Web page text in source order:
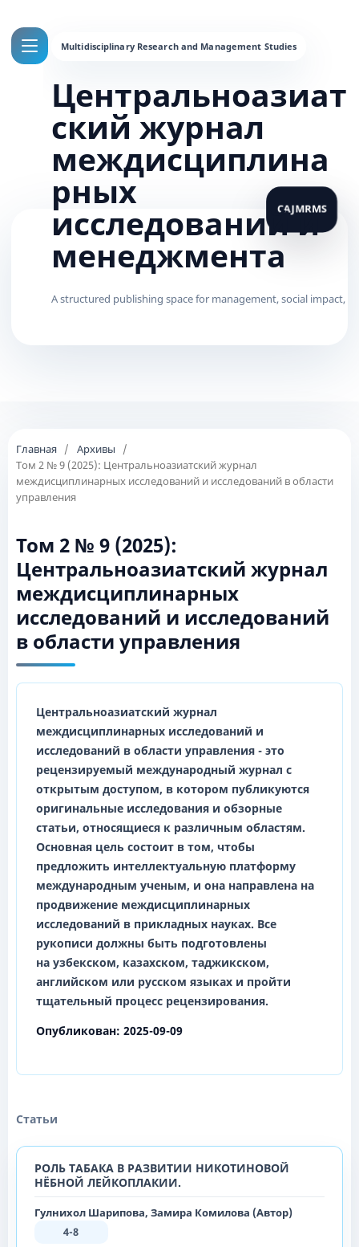
Центральноазиат
ский журнал
междисциплина
рных
исследований и
менеджмента
Главная / Архивы
/
Том 2 № 9 (2025): Центральноазиатский журнал
междисциплинарных исследований и исследований в области
управления
Том 2 № 9 (2025):
Центральноазиатский журнал
междисциплинарных
исследований и исследований
в области управления
Центральноазиатский журнал
междисциплинарных исследований и
исследований в области управления- это
рецензируемый международный журнал с
открытым доступом, в котором публикуются
оригинальные исследования и обзорные
статьи, относящиеся к различным областям.
Основная цель состоит в том, чтобы
предложить интеллектуальную платформу
международным ученым, и она направлена на
продвижение междисциплинарных
исследований в прикладных науках. Все
рукописи должны быть подготовлены
на узбекском, казахском, таджикском,
английском или русском языках и пройти
тщательный процесс рецензирования.
Опубликован: 2025-09-09
Статьи
РОЛЬ ТАБАКА В РАЗВИТИИ НИКОТИНОВОЙ
НЁБНОЙ ЛЕЙКОПЛАКИИ.
Гулнихол Шарипова, Замира Комилова (Автор)
4-8